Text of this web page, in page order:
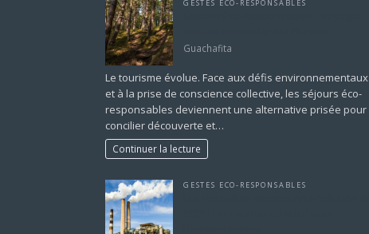
GESTES ECO-RESPONSABLES
Guachafita
Le tourisme évolue. Face aux défis environnementaux
et à la prise de conscience collective, les séjours éco-
responsables deviennent une alternative prisée pour
concilier découverte et…
Continuer la lecture
GESTES ECO-RESPONSABLES